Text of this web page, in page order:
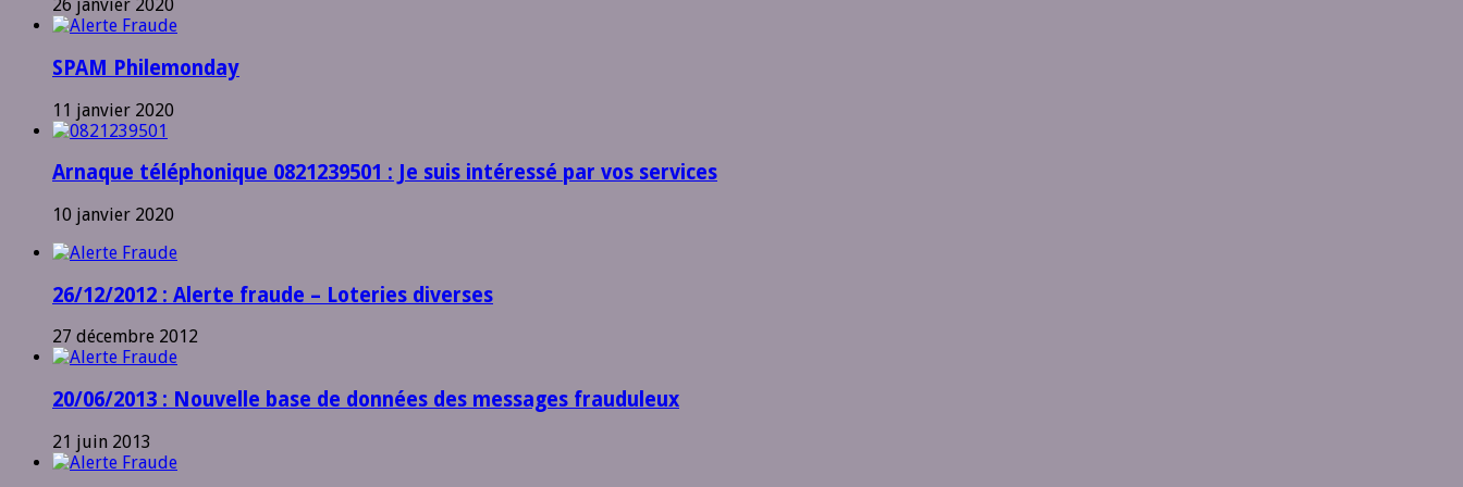
26 janvier 2020
SPAM Philemonday
11 janvier 2020
Arnaque téléphonique 0821239501 : Je suis intéressé par vos services
10 janvier 2020
26/12/2012 : Alerte fraude – Loteries diverses
27 décembre 2012
20/06/2013 : Nouvelle base de données des messages frauduleux
21 juin 2013